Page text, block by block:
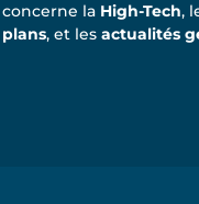
concerne la High-Tech,
plans, et les actualités